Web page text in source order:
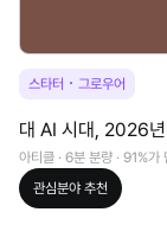
스타터 · 그로우어
대 AI 시대, 2026
아티클 · 6분 분량 · 91%가
관심분야추천